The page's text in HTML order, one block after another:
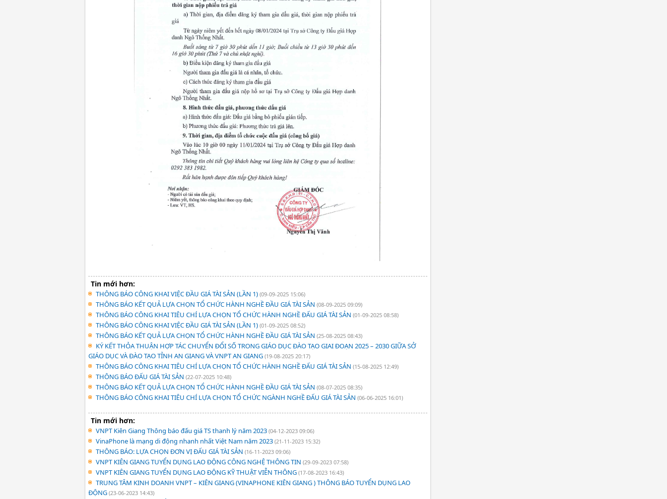
Tin mới hơn:
THÔNG BÁO CÔNG KHAI VIỆC ĐẦU GIÁ TÀI SẢN (LẦN 1) (09-09-2025 15:06)
THÔNG BÁO KẾT QUẢ LỰA CHỌN TỔ CHỨC HÀNH NGHỀ ĐẦU GIÁ TÀI SẢN (08-09-2025 09:09)
THÔNG BÁO CÔNG KHAI TIÊU CHÍ LỰA CHỌN TỔ CHỨC HÀNH NGHỀ ĐẤU GIÁ TÀI SẢN (01-09-2025 08:58)
THÔNG BÁO CÔNG KHAI VIỆC ĐẦU GIÁ TÀI SẢN (LẦN 1) (01-09-2025 08:52)
THÔNG BÁO KẾT QUẢ LỰA CHỌN TỔ CHỨC HÀNH NGHỀ ĐẦU GIÁ TÀI SẢN (25-08-2025 08:43)
KÝ KẾT THỎA THUẬN HỢP TÁC CHUYỂN ĐỔI SỐ TRONG GIÁO DỤC ĐÀO TẠO GIAI ĐOẠN 2025 – 2030 GIỮA SỞ
GIÁO DỤC VÀ ĐÀO TẠO TỈNH AN GIANG VÀ VNPT AN GIANG (19-08-2025 20:17)
THÔNG BÁO CÔNG KHAI TIÊU CHÍ LỰA CHỌN TỔ CHỨC HÀNH NGHỀ ĐẤU GIÁ TÀI SẢN (15-08-2025 12:49)
THÔNG BÁO ĐẤU GIÁ TÀI SẢN (22-07-2025 10:48)
THÔNG BÁO KẾT QUẢ LỰA CHỌN TỔ CHỨC HÀNH NGHỀ ĐẦU GIÁ TÀI SẢN (08-07-2025 08:35)
THÔNG BÁO CÔNG KHAI TIÊU CHÍ LỰA CHỌN TỔ CHỨC NGÀNH NGHỀ ĐẤU GIÁ TÀI SẢN (06-06-2025 16:01)
Tin mới hơn:
VNPT Kiên Giang Thông báo đấu giá TS thanh lý năm 2023 (04-12-2023 09:06)
VinaPhone là mạng di động nhanh nhất Việt Nam năm 2023 (21-11-2023 15:32)
THÔNG BÁO: LỰA CHỌN ĐƠN VỊ ĐẤU GIÁ TÀI SẢN (16-11-2023 09:06)
VNPT KIÊN GIANG TUYỂN DỤNG LAO ĐỘNG CÔNG NGHỆ THÔNG TIN (29-09-2023 07:58)
VNPT KIÊN GIANG TUYỂN DỤNG LAO ĐỘNG KỸ THUẬT VIỄN THÔNG (17-08-2023 16:43)
TRUNG TÂM KINH DOANH VNPT – KIÊN GIANG (VINAPHONE KIÊN GIANG ) THÔNG BÁO TUYỂN DỤNG LAO
ĐỘNG (23-06-2023 14:43)